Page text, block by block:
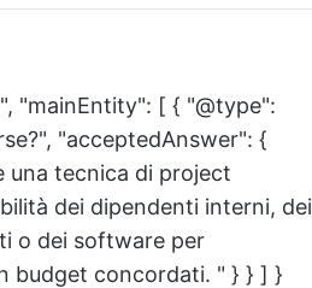
"mainEntity": [ { "@type":
"acceptedAnswer": {
una tecnica di project
dei dipendenti interni, dei
o dei software per
budget concordati. " } } ] }